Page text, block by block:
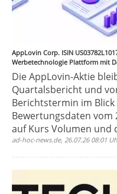
AppLovin Corp. ISIN
Werbetechnologie Plattform mit
Die AppLovin-Aktie
Quartalsbericht und
Berichtstermin im
Bewertungsdaten vom
auf Kurs Volumen und
ad-hoc-news.de, 26.07.26 08:01